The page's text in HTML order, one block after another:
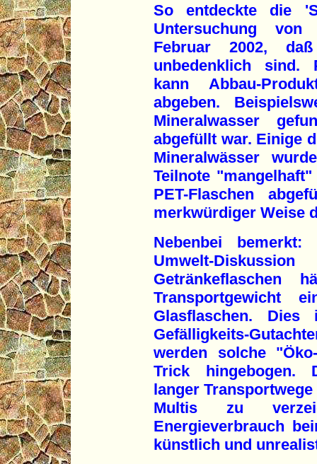
So entdeckte die
Untersuchung
Februar 2002,
unbedenklich sind.
kann Abbau-
abgeben.
Mineralwasser
abgefüllt war. Einige
Mineralwässer
Teilnote
PET-Flaschen
merkwürdiger Weise
Nebenbei
Umwelt-
Getränkeflaschen
Transportgewicht
Glasflaschen.
Gefälligkeits-
werden solche
Trick hingebogen.
langer
Multis zu
Energieverbrauch
künstlich und